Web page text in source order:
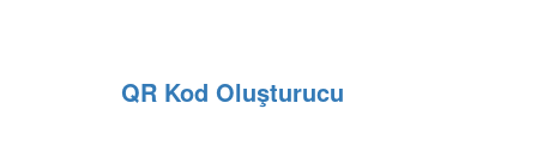
QR Kod Oluşturucu